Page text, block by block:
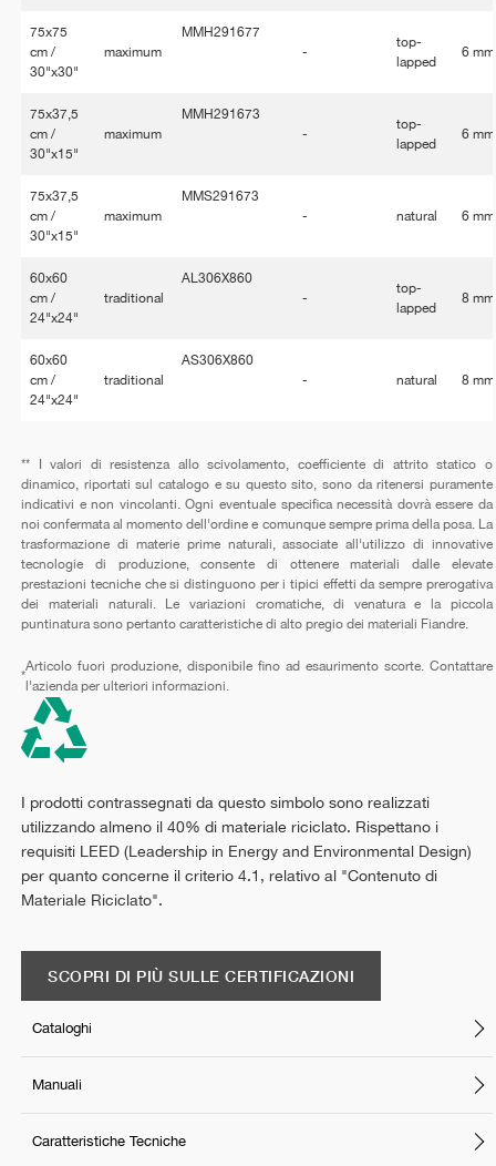
75x75
cm /
30"x30"
maximum
MMH291677
-
top-
lapped
6 mm
75x37,5
cm /
30"x15"
maximum
MMH291673
-
top-
lapped
6 mm
75x37,5
cm /
30"x15"
maximum
MMS291673
-
natural 6 mm
60x60
cm /
24"x24"
traditional
AL306X860
-
top-
lapped
8 mm
60x60
cm /
24"x24"
traditional
AS306X860
-
natural 8 mm
** I valori di resistenza allo scivolamento, coefficiente di attrito statico o
dinamico, riportati sul catalogo e su questo sito, sono da ritenersi puramente
indicativi e non vincolanti. Ogni eventuale specifica necessità dovrà essere da
noi confermata al momento dell'ordine e comunque sempre prima della posa. La
trasformazione di materie prime naturali, associate all'utilizzo di innovative
tecnologie di produzione, consente di ottenere materiali dalle elevate
prestazioni tecniche che si distinguono per i tipici effetti da sempre prerogativa
dei materiali naturali. Le variazioni cromatiche, di venatura e la piccola
puntinatura sono pertanto caratteristiche di alto pregio dei materiali Fiandre.
*
Articolo fuori produzione, disponibile fino ad esaurimento scorte. Contattare
l'azienda per ulteriori informazioni.
I prodotti contrassegnati da questo simbolo sono realizzati
utilizzando almeno il 40% di materiale riciclato. Rispettano i
requisiti LEED (Leadership in Energy and Environmental Design)
per quanto concerne il criterio 4.1, relativo al "Contenuto di
Materiale Riciclato".
SCOPRI DI PIÙ SULLE CERTIFICAZIONI
Cataloghi
Manuali
Caratteristiche Tecniche